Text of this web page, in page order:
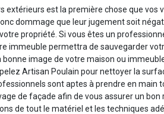
extérieurs est la première chose que vos
dommage que leur jugement soit
propriété. Si vous êtes un
immeuble permettra de sauvegarder
bonne image de votre maison ou
Artisan Poulain pour nettoyer la
sont aptes à prendre en main
de façade afin de vous assurer un bon
de tout le matériel et les techniques